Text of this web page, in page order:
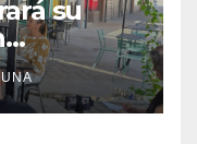
su
y